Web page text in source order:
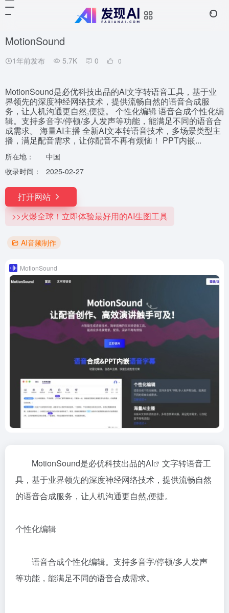
MotionSound
1年前发布 5.7K 0 0
MotionSound是必优科技出品的AI文字转语音工具，基于业
界领先的深度神经网络技术，提供流畅自然的语音合成服
务，让人机沟通更自然,便捷。 个性化编辑 语音合成个性化编
辑。支持多音字/停顿/多人发声等功能，能满足不同的语音合
成需求。 海量AI主播 全新AI文本转语音技术，多场景类型主
播，满足配音需求，让你配音不再有烦恼！ PPT内嵌...
所在地：
中国
收录时间：
2025-02-27
打开网站
>>火爆全球！立即体验最好用的AI生图工具
AI音频制作
MotionSound
MotionSound是必优科技出品的AI
文字转语音工
具，基于业界领先的深度神经网络技术，提供流畅自然
的语音合成服务，让人机沟通更自然,便捷。
个性化编辑
语音合成个性化编辑。支持多音字/停顿/多人发声
等功能，能满足不同的语音合成需求。